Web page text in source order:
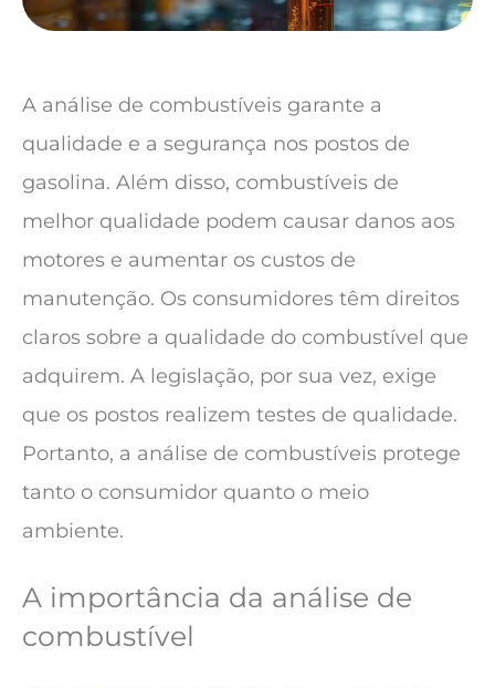
A análise de combustíveis garante a
qualidade e a segurança nos postos de
gasolina. Além disso, combustíveis de
melhor qualidade podem causar danos aos
motores e aumentar os custos de
manutenção. Os consumidores têm direitos
claros sobre a qualidade do combustível que
adquirem. A legislação, por sua vez, exige
que os postos realizem testes de qualidade.
Portanto, a análise de combustíveis protege
tanto o consumidor quanto o meio
ambiente.
A importância da análise de
combustível